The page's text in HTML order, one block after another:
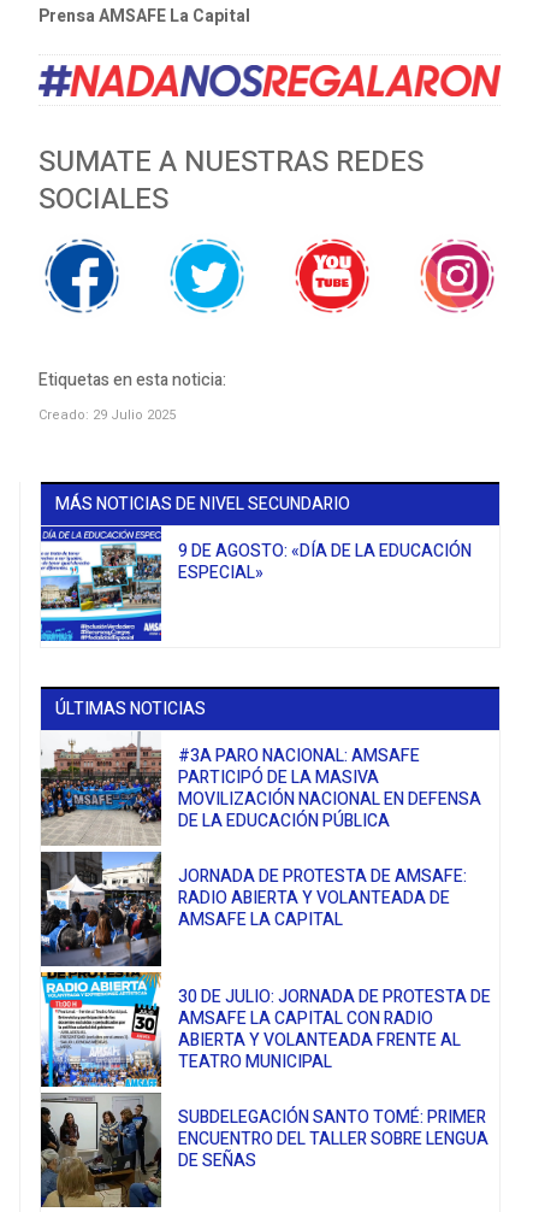
Prensa AMSAFE La Capital
SUMATE A NUESTRAS REDES
SOCIALES
Etiquetas en esta noticia:
Creado: 29 Julio 2025
MÁS NOTICIAS DE NIVEL SECUNDARIO
9 DE AGOSTO: «DÍA DE LA EDUCACIÓN
ESPECIAL»
ÚLTIMAS NOTICIAS
#3A PARO NACIONAL: AMSAFE
PARTICIPÓ DE LA MASIVA
MOVILIZACIÓN NACIONAL EN DEFENSA
DE LA EDUCACIÓN PÚBLICA
JORNADA DE PROTESTA DE AMSAFE:
RADIO ABIERTA Y VOLANTEADA DE
AMSAFE LA CAPITAL
30 DE JULIO: JORNADA DE PROTESTA DE
AMSAFE LA CAPITAL CON RADIO
ABIERTA Y VOLANTEADA FRENTE AL
TEATRO MUNICIPAL
SUBDELEGACIÓN SANTO TOMÉ: PRIMER
ENCUENTRO DEL TALLER SOBRE LENGUA
DE SEÑAS